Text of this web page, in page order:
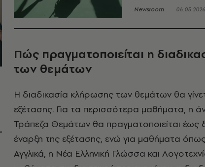
Newsroom
Πώς πραγματοποιείται η
των θεμάτων
Η διαδικασία κλήρωσης των θεμάτων θα
εξέτασης. Για τα περισσότερα μαθήματα, η
Τράπεζα Θεμάτων θα πραγματοποιείται έως
έναρξη της εξέτασης, ενώ για μαθήματα
Αγγλικά, η Νέα Ελληνική Γλώσσα και